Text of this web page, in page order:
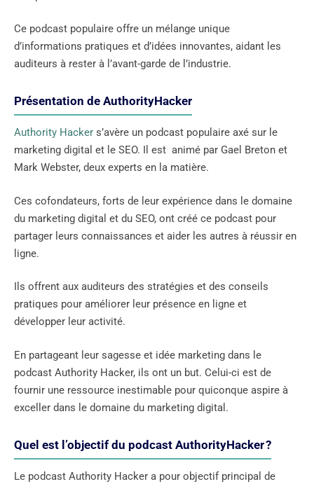
Ce podcast populaire offre un mélange unique
d’informations pratiques et d’idées innovantes, aidant les
auditeurs à rester à l’avant-garde de l’industrie.
Présentation de AuthorityHacker
Authority Hacker s’avère un podcast populaire axé sur le
marketing digital et le SEO. Il est animé par Gael Breton et
Mark Webster, deux experts en la matière.
Ces cofondateurs, forts de leur expérience dans le domaine
du marketing digital et du SEO, ont créé ce podcast pour
partager leurs connaissances et aider les autres à réussir en
ligne.
Ils offrent aux auditeurs des stratégies et des conseils
pratiques pour améliorer leur présence en ligne et
développer leur activité.
En partageant leur sagesse et idée marketing dans le
podcast Authority Hacker, ils ont un but. Celui-ci est de
fournir une ressource inestimable pour quiconque aspire à
exceller dans le domaine du marketing digital.
Quel est l’objectif du podcast AuthorityHacker ?
Le podcast Authority Hacker a pour objectif principal de